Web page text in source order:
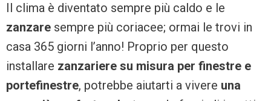
Il clima è diventato sempre più caldo e le
zanzare sempre più coriacee; ormai le trovi in
casa 365 giorni l’anno! Proprio per questo
installare zanzariere su misura per finestre e
portefinestre, potrebbe aiutarti a vivere una